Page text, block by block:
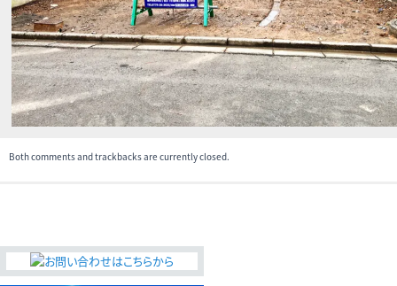
お役立ち
情報
資産活用・売却の豆知識
会社案内 特長・サービス
スタッフ紹介
メールでお問合せ 無料査定
Both comments and trackbacks are currently closed.